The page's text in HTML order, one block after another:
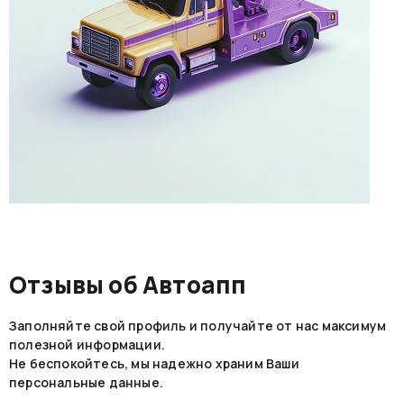
Разнообразие транспортных средств: независимо от
типа вашего автомобиля, у нас есть подходящий
эвакуатор, который обеспечит его безопасную и
аккуратную перевозку.
Отзывы об Автоапп
Заполняйте свой профиль и получайте от нас максимум
полезной информации.
Не беспокойтесь, мы надежно храним Ваши
персональные данные.